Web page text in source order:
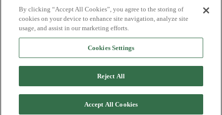
Nyhetsbrev
Ledige stillinger
Send inn manus
Agency
By clicking “Accept All Cookies”, you agree to the storing of
cookies on your device to enhance site navigation, analyze site
usage, and assist in our marketing efforts.
Cookies Settings
Reject All
Accept All Cookies